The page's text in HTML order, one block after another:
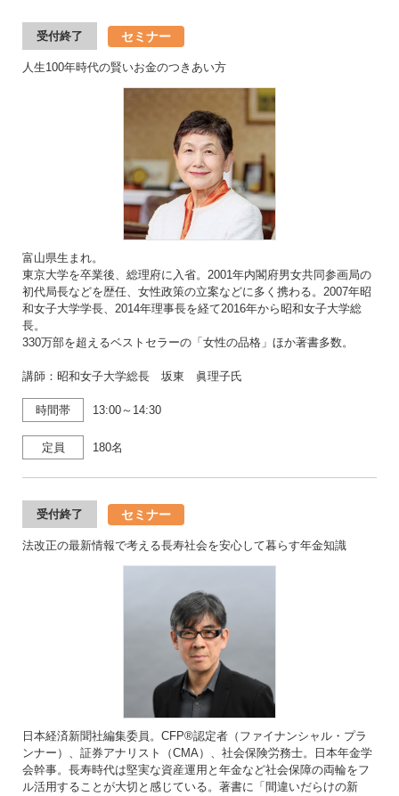
受付終了 セミナー
人生100年時代の賢いお金のつきあい方
富山県生まれ。
東京大学を卒業後、総理府に入省。2001年内閣府男女共同参画局の
初代局長などを歴任、女性政策の立案などに多く携わる。2007年昭
和女子大学学長、2014年理事長を経て2016年から昭和女子大学総
長。
330万部を超えるベストセラーの「女性の品格」ほか著書多数。
講師：昭和女子大学総長 坂東 眞理子氏
時間帯 13:00～14:30
定員 180名
受付終了 セミナー
法改正の最新情報で考える長寿社会を安心して暮らす年金知識
日本経済新聞社編集委員。CFP®認定者（ファイナンシャル・プラ
ンナー）、証券アナリスト（CMA）、社会保険労務士。日本年金学
会幹事。長寿時代は堅実な資産運用と年金など社会保障の両輪をフ
ル活用することが大切と感じている。著書に「間違いだらけの新